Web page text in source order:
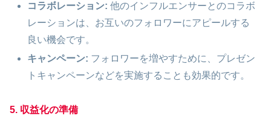
コラボレーション: 他のインフルエンサーとのコラボ
レーションは、お互いのフォロワーにアピールする
良い機会です。
キャンペーン: フォロワーを増やすために、プレゼン
トキャンペーンなどを実施することも効果的です。
5. 収益化の準備